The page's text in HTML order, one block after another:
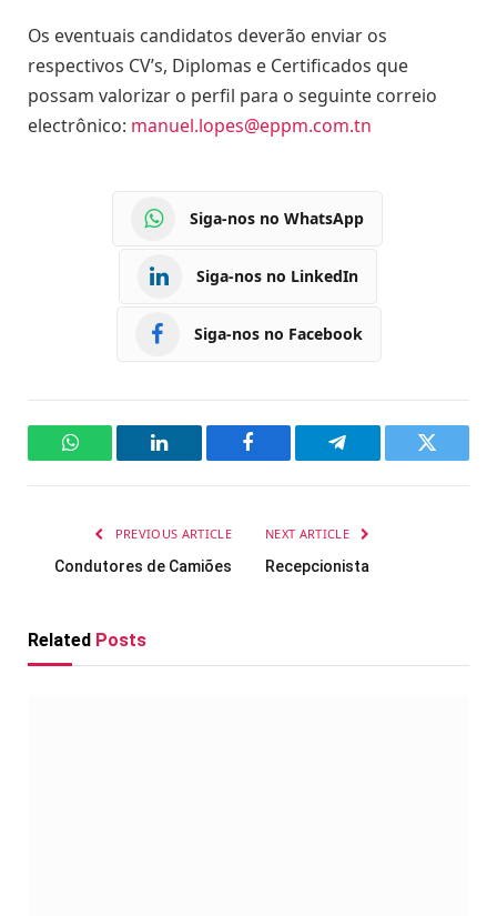
Os eventuais candidatos deverão enviar os
respectivos CV’s, Diplomas e Certificados que
possam valorizar o perfil para o seguinte correio
electrônico: manuel.lopes@eppm.com.tn
Siga-nos no WhatsApp
Siga-nos no LinkedIn
Siga-nos no Facebook
WhatsAppLinkedIn Facebook Telegram Twitter
PREVIOUS ARTICLE
Condutores de Camiões
NEXT ARTICLE
Recepcionista
Related Posts